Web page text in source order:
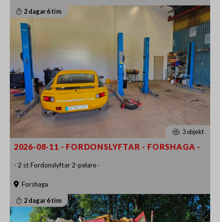
2 dagar 6 tim
3 objekt
2026-08-11 - FORDONSLYFTAR - FORSHAGA -
- 2 st Fordonslyftar 2-pelare -
Forshaga
2 dagar 6 tim